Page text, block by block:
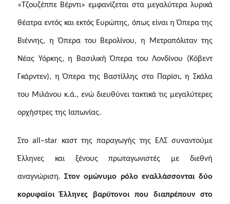
«Τζουζέππε Βέρντι» εμφανίζεται στα μεγαλύτερα λυρικά
θέατρα εντός και εκτός Ευρώπης, όπως είναι η Όπερα της
Βιέννης, η Όπερα του Βερολίνου, η Mετροπόλιταν της
Νέας Υόρκης, η Βασιλική Όπερα του Λονδίνου (Κόβεντ
Γκάρντεν), η Όπερα της Βαστίλλης στο Παρίσι, η Σκάλα
του Μιλάνου κ.ά., ενώ διευθύνει τακτικά τις μεγαλύτερες
ορχήστρες της Ιαπωνίας.
Στο all –starκαστ της παραγωγής της ΕΛΣ συναντούμε
Έλληνες και ξένους πρωταγωνιστές με διεθνή
αναγνώριση.Στον ομώνυμο ρόλο εναλλάσσονται δύο
κορυφαίοι Έλληνες βαρύτονοι που διαπρέπουν στο